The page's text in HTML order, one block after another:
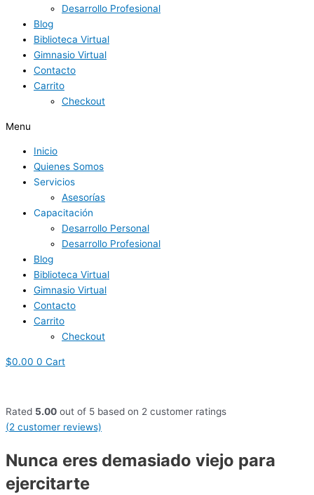
Desarrollo Profesional
Blog
Biblioteca Virtual
Gimnasio Virtual
Contacto
Carrito
Checkout
Menu
Inicio
Quienes Somos
Servicios
Asesorías
Capacitación
Desarrollo Personal
Desarrollo Profesional
Blog
Biblioteca Virtual
Gimnasio Virtual
Contacto
Carrito
Checkout
$0.00 0 Cart
Rated 5.00 out of 5 based on 2 customer ratings
(2 customer reviews)
Nunca eres demasiado viejo para
ejercitarte